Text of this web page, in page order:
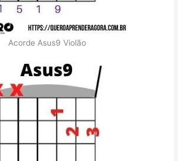
Acorde Asus9 Violão